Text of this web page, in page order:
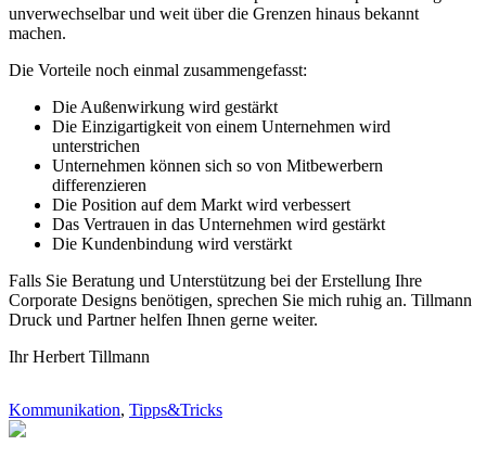
unverwechselbar und weit über die Grenzen hinaus bekannt
machen.
Die Vorteile noch einmal zusammengefasst:
Die Außenwirkung wird gestärkt
Die Einzigartigkeit von einem Unternehmen wird
unterstrichen
Unternehmen können sich so von Mitbewerbern
differenzieren
Die Position auf dem Markt wird verbessert
Das Vertrauen in das Unternehmen wird gestärkt
Die Kundenbindung wird verstärkt
Falls Sie Beratung und Unterstützung bei der Erstellung Ihre
Corporate Designs benötigen, sprechen Sie mich ruhig an. Tillmann
Druck und Partner helfen Ihnen gerne weiter.
Ihr Herbert Tillmann
Kommunikation, Tipps&Tricks